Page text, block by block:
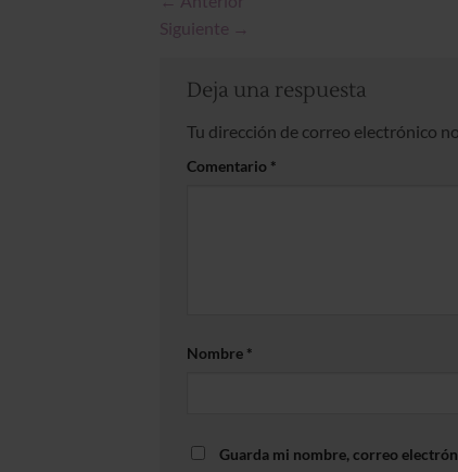
Siguiente →
Deja una respuesta
Tu dirección de correo electrónico
Comentario *
Nombre *
Guarda mi nombre, correo